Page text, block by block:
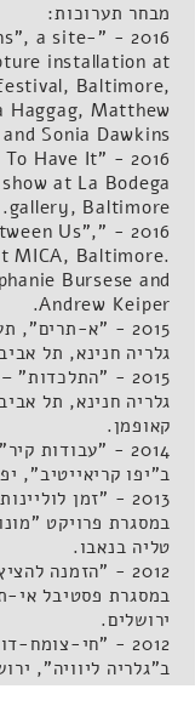
מבחר תערוכות:
a site-
installation at
Baltimore,
Haggag, Matthew
and Sonia Dawkins.
To Have It
show at La Bodega
gallery, Baltimore.
Between Us",
MICA, Baltimore.
Bursese and
Andrew Keiper.
2015 - "א-
גלריה חנינא, תל
2015 -
גלריה חנינא, תל
קאופמן.
2014 - "עבודות
ב"יפו קריאייטיב",
2013 - "זמן
במסגרת פרויקט
טליה בנאבו.
2012 - "הזמנה
במסגרת פסטיבל
ירושלים.
2012 - "חי-
ב"גלריה ליוויה",
2011 - "מחוץ